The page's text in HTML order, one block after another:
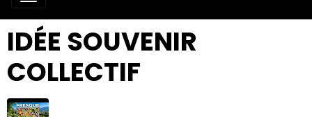
IDÉE SOUVENIR
COLLECTIF